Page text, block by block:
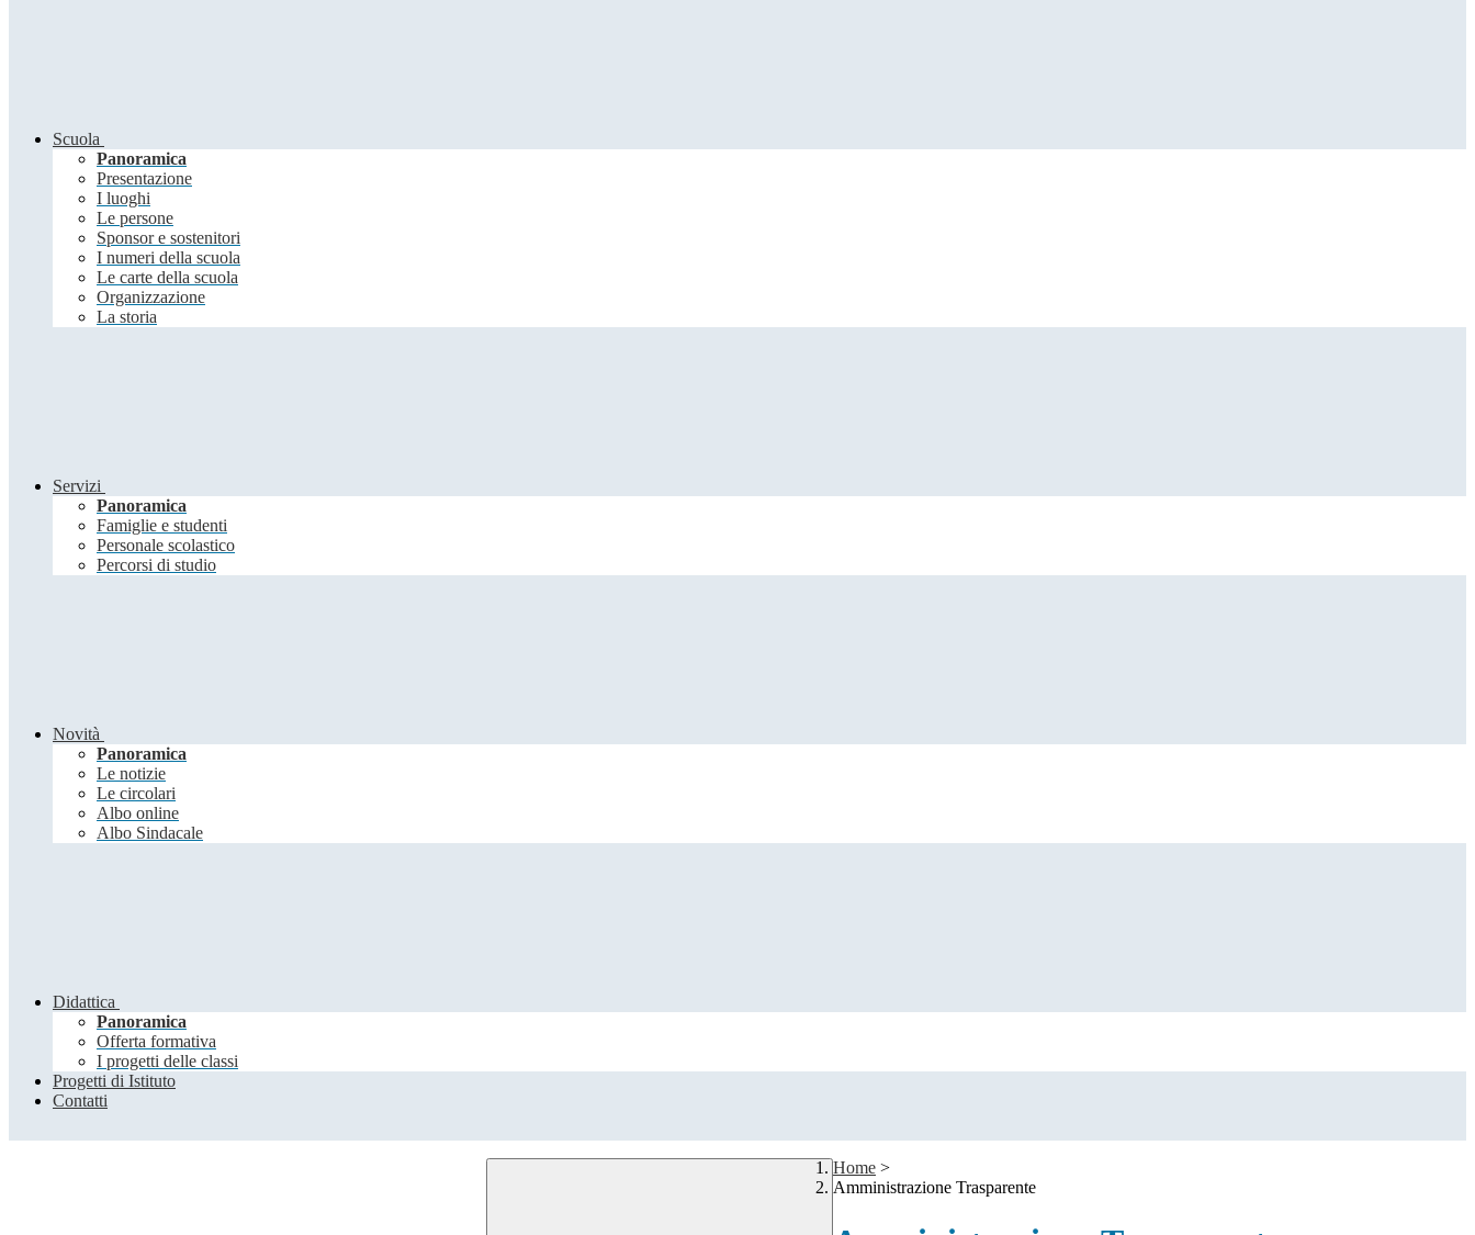
Scuola
Panoramica
Presentazione
I luoghi
Le persone
Sponsor e sostenitori
I numeri della scuola
Le carte della scuola
Organizzazione
La storia
Servizi
Panoramica
Famiglie e studenti
Personale scolastico
Percorsi di studio
Novità
Panoramica
Le notizie
Le circolari
Albo online
Albo Sindacale
Didattica
Panoramica
Offerta formativa
I progetti delle classi
Progetti di Istituto
Contatti
Home >
Amministrazione Trasparente